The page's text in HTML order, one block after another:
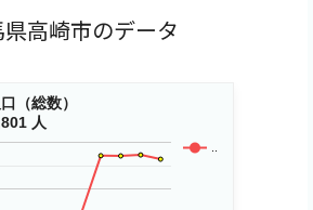
高崎市のデータ
（総数）
人
..